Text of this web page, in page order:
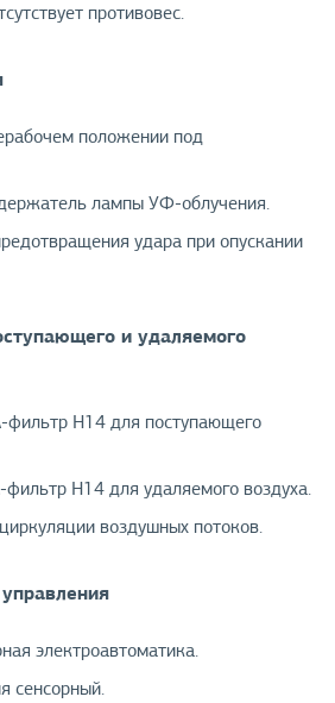
противовес.
положении под
лампы УФ-облучения.
удара при опускании
и удаляемого
Н14 для поступающего
Н14 для удаляемого воздуха.
воздушных потоков.
электроавтоматика.
сенсорный.